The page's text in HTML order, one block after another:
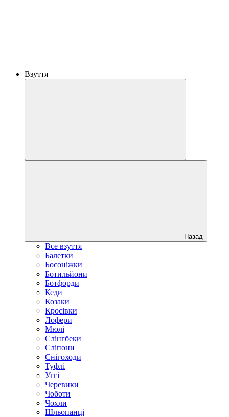
Взуття
Назад
Все взуття
Балетки
Босоніжки
Ботильйони
Ботфорди
Кеди
Козаки
Кросівки
Лофери
Мюлі
Слінгбеки
Сліпони
Снігоходи
Туфлі
Уггі
Черевики
Чоботи
Чохли
Шльопанці